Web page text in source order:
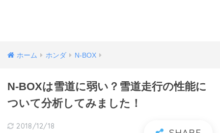
ホーム ホンダ N-BOX
N-BOXは雪道に弱い？雪道走行の性能に
ついて分析してみました！
2018/12/18